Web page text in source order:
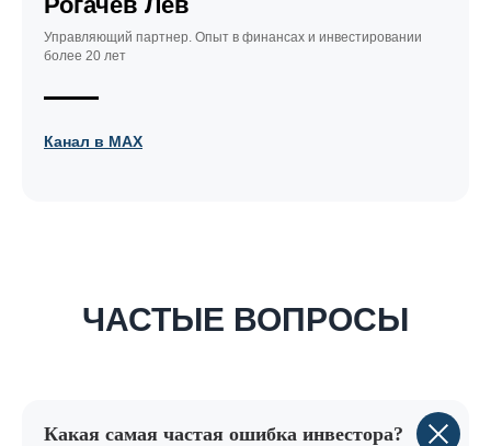
Управляющий партнер. Опыт в финансах и инвестировании
более 20 лет
Канал в МАХ
ЧАСТЫЕ ВОПРОСЫ
Какая самая частая ошибка инвестора?